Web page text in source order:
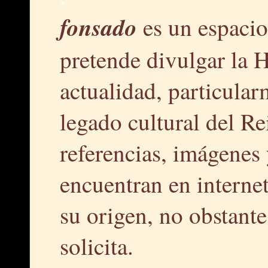
fonsado es un
pretende divulgar la
actualidad,
legado cultural del
referencias,
encuentran en
su origen, no
solicita.